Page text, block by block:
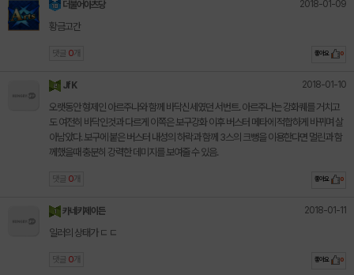
더불어아츠당 2018-01-09
황금고간
댓글 0 개 좋아요 0
Jf K 2018-01-10
오랫동안 형제인 아르주나와 함께 바닥신세였던 서번트. 아르주나는 강화퀘를 거치고
도 여전히 바닥인것과 다르게 이쪽은 보구강화 이후 버스터 메타에 적합하게 바뀌며 살
아남았다. 보구에 붙은 버스터 내성의 하락과 함께 3스의 크뻥을 이용한다면 멀린과 함
께했을때 충분히 강력한 데미지를 보여줄 수 있음.
댓글 0 개 좋아요 0
카네키제이든 2018-01-11
일러의 상태가 ㄷ ㄷ
댓글 0 개 좋아요 0